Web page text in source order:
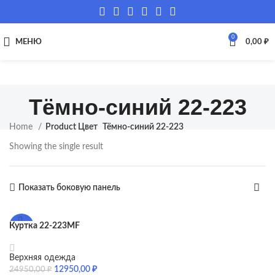
МЕНЮ
0
0,00 ₽
Тёмно-синий 22-223
Home Product Цвет Тёмно-синий 22-223
Showing the single result
Показать боковую панель
-48%
Куртка 22-223MF
Верхняя одежда
24950,00₽ 12950,00 ₽